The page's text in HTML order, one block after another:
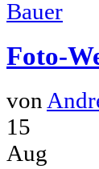
Foto-
von
15
Aug